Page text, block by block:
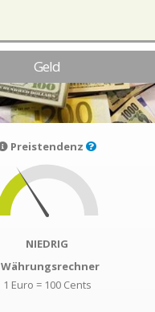
Geld
Preistendenz
NIEDRIG
Währungsrechner
1 Euro = 100 Cents